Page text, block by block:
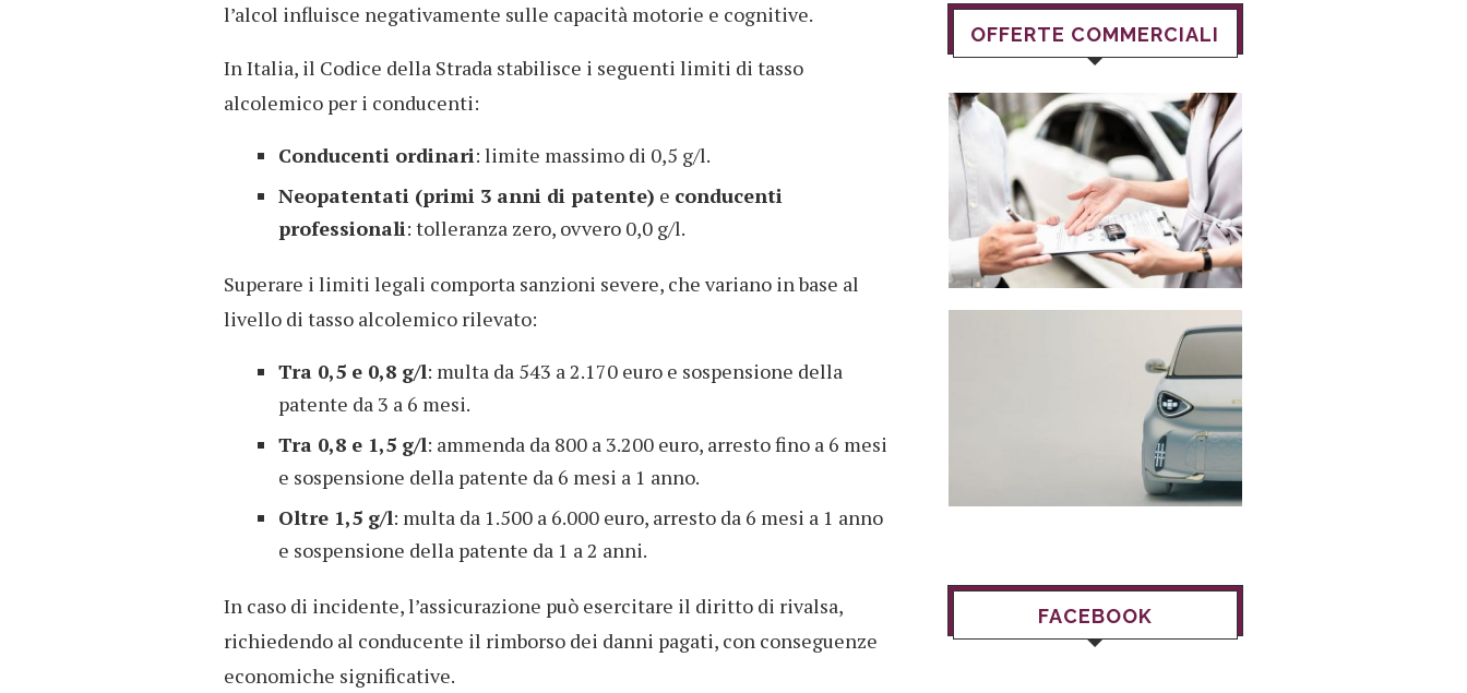
l’alcol influisce negativamente sulle capacità motorie e cognitive.
In Italia, il Codice della Strada stabilisce i seguenti limiti di tasso
alcolemico per i conducenti:
Conducenti ordinari: limite massimo di 0,5 g/l.
Neopatentati (primi 3 anni di patente) e conducenti
professionali: tolleranza zero, ovvero 0,0 g/l.
Superare i limiti legali comporta sanzioni severe, che variano in base al
livello di tasso alcolemico rilevato:
Tra 0,5 e 0,8 g/l: multa da 543 a 2.170 euro e sospensione della
patente da 3 a 6 mesi.
Tra 0,8 e 1,5 g/l: ammenda da 800 a 3.200 euro, arresto fino a 6 mesi
e sospensione della patente da 6 mesi a 1 anno.
Oltre 1,5 g/l: multa da 1.500 a 6.000 euro, arresto da 6 mesi a 1 anno
e sospensione della patente da 1 a 2 anni.
In caso di incidente, l’assicurazione può esercitare il diritto di rivalsa,
richiedendo al conducente il rimborso dei danni pagati, con conseguenze
economiche significative.
OFFERTE COMMERCIALI
FACEBOOK